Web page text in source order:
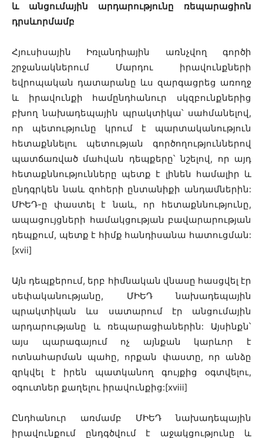
և անցումային արդարությունը ռեպարացիոն
դրսևորմամբ
Հյուսիսային Իռլանդիային առնչվող գործի
շրջանակներում Մարդու իրավունքների
եվրոպական դատարանը ևս զարգացրեց առողջ
և իրավունքի համընդհանուր սկզբունքներից
բխող նախադեպային պրակտիկա՝ սահմանելով,
որ պետությունը կրում է պարտականություն
հետաքննելու պետության գործողություններով
պատճառված մահվան դեպքերը՝ նշելով, որ այդ
հետաքննությունները պետք է լինեն համալիր և
ընդգրկեն նաև զոհերի ընտանիքի անդամներին:
ՄԻԵԴ-ը փաստել է նաև, որ հետաքննությունը,
ապացույցների համակցության բավարարության
դեպքում, պետք է հիմք հանդիսանա հատուցման:
[xvii]
Այն դեպքերում, երբ հիմնական վնասը հասցվել էր
սեփականությանը, ՄԻԵԴ նախադեպային
պրակտիկան ևս սատարում էր անցումային
արդարությանը և ռեպարացիաներին: Այսինքն՝
այս պարագայում ոչ այնքան կարևոր է
ոտնահարման պահը, որքան փաստը, որ անձը
զրկվել է իրեն պատկանող գույքից օգտվելու,
օգուտներ քաղելու իրավունքից:[xviii]
Ընդհանուր առմամբ ՄԻԵԴ նախադեպային
իրավունքում ընդգծվում է աջակցությունը և